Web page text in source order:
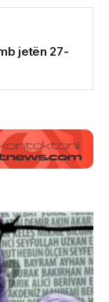
jetën 27-